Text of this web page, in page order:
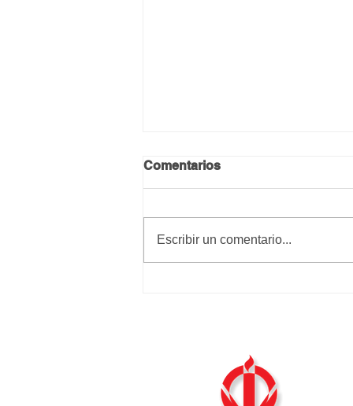
Comentarios
Escribir un comentario...